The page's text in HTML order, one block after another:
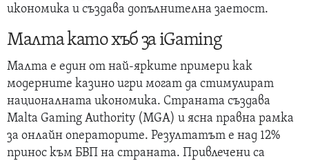
икономика и създава допълнителна заетост.
Малта като хъб за iGaming
Малта е един от най-ярките примери как
модерните казино игри могат да стимулират
националната икономика. Страната създава
Malta Gaming Authority (MGA) и ясна правна рамка
за онлайн операторите. Резултатът е над 12%
принос към БВП на страната. Привлечени са